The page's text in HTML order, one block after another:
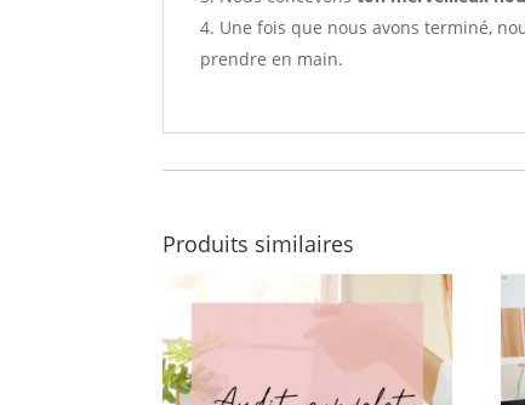
Une fois que nous avons terminé,
prendre en main.
Produits similaires